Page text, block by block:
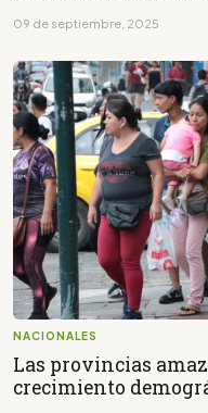
09 de septiembre, 2025
NACIONALES
Las provincias
crecimiento